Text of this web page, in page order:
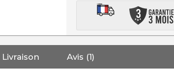
Livraison Avis (1)